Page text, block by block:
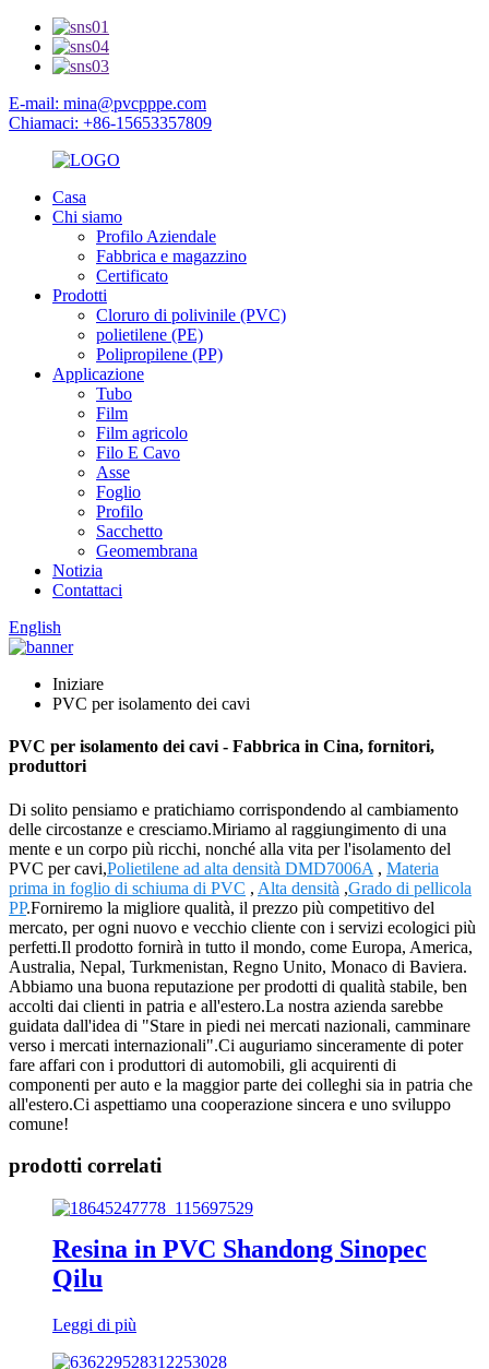
E-mail: mina@pvcpppe.com
Chiamaci: +86-15653357809
Casa
Chi siamo
Profilo Aziendale
Fabbrica e magazzino
Certificato
Prodotti
Cloruro di polivinile (PVC)
polietilene (PE)
Polipropilene (PP)
Applicazione
Tubo
Film
Film agricolo
Filo E Cavo
Asse
Foglio
Profilo
Sacchetto
Geomembrana
Notizia
Contattaci
English
Iniziare
PVC per isolamento dei cavi
PVC per isolamento dei cavi - Fabbrica in Cina, fornitori,
produttori
Di solito pensiamo e pratichiamo corrispondendo al cambiamento
delle circostanze e cresciamo.Miriamo al raggiungimento di una
mente e un corpo più ricchi, nonché alla vita per l'isolamento del
PVC per cavi,Polietilene ad alta densità DMD7006A , Materia
prima in foglio di schiuma di PVC , Alta densità ,Grado di pellicola
PP.Forniremo la migliore qualità, il prezzo più competitivo del
mercato, per ogni nuovo e vecchio cliente con i servizi ecologici più
perfetti.Il prodotto fornirà in tutto il mondo, come Europa, America,
Australia, Nepal, Turkmenistan, Regno Unito, Monaco di Baviera.
Abbiamo una buona reputazione per prodotti di qualità stabile, ben
accolti dai clienti in patria e all'estero.La nostra azienda sarebbe
guidata dall'idea di "Stare in piedi nei mercati nazionali, camminare
verso i mercati internazionali".Ci auguriamo sinceramente di poter
fare affari con i produttori di automobili, gli acquirenti di
componenti per auto e la maggior parte dei colleghi sia in patria che
all'estero.Ci aspettiamo una cooperazione sincera e uno sviluppo
comune!
prodotti correlati
Resina in PVC Shandong Sinopec
Qilu
Leggi di più